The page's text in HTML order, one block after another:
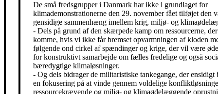
De små fredsgrupper i Danmark har ikke i grundlaget for
klimademonstrationerne den 29. november fået tilføjet den
gensidige sammenhæng imellem krig, miljø- og
- Dels på grund af den skærpede kamp om ressourcerne,
komme, hvis vi ikke får bremset opvarmningen af kloden
følgende ond cirkel af spændinger og krige, der vil være
for konstruktivt samarbejde om fælles fredelige og også
bæredygtige klimaløsninger.
- Og dels bidrager de militaristiske tankegange, der ensidigt
en fokusering på at vinde gennem voldelige
ressourcekrævende og miljø- og klimaødelæggende